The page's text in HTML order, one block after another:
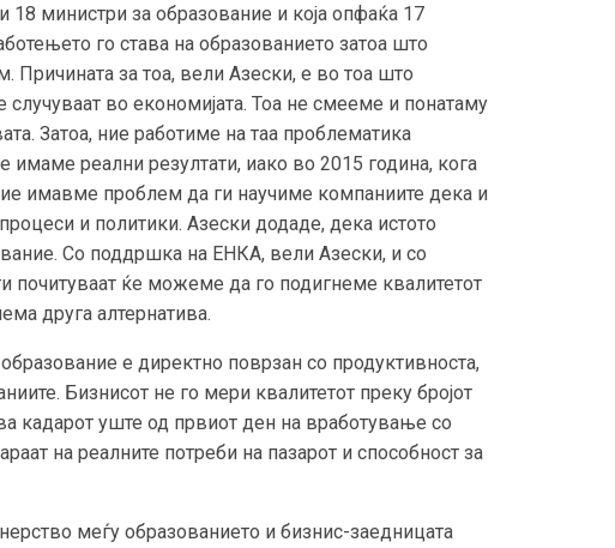
министри за образование и која опфаќа 17
го става на образованието затоа што
Причината за тоа, вели Азески, е во тоа што
во економијата. Тоа не смееме и понатаму
Затоа, ние работиме на таа проблематика
имаме реални резултати, иако во 2015 година, кога
имавме проблем да ги научиме компаниите дека и
и политики. Азески додаде, дека истото
Со поддршка на ЕНКА, вели Азески, и со
почитуваат ќе можеме да го подигнеме квалитетот
друга алтернатива.
е директно поврзан со продуктивноста,
Бизнисот не го мери квалитетот преку бројот
кадарот уште од првиот ден на вработување со
на реалните потреби на пазарот и способност за
меѓу образованието и бизнис-заедницата